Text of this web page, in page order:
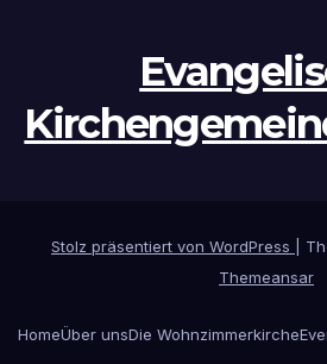
Stolz präsentiert von WordPress
Themeansar
HomeÜber unsDie Wohnzimmerkirche